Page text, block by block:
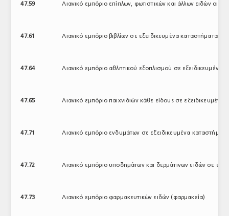
47.59 Λιανικό εμπόριο επίπλων, φωτιστικών και άλλων ειδών
47.61 Λιανικό εμπόριο βιβλίων σε εξειδικευμένα καταστήματα
47.64 Λιανικό εμπόριο αθλητικού εξοπλισμού σε εξειδικευμένα
47.65 Λιανικό εμπόριο παιχνιδιών κάθε είδους σε εξειδικευμένα
47.71 Λιανικό εμπόριο ενδυμάτων σε εξειδικευμένα καταστήματα
47.72 Λιανικό εμπόριο υποδημάτων και δερμάτινων ειδών σε
47.73 Λιανικό εμπόριο φαρμακευτικών ειδών (φαρμακεία)